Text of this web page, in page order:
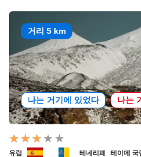
거리 5 km
나는 거기에 있었다 나는
유럽 테네리페 테이데 국